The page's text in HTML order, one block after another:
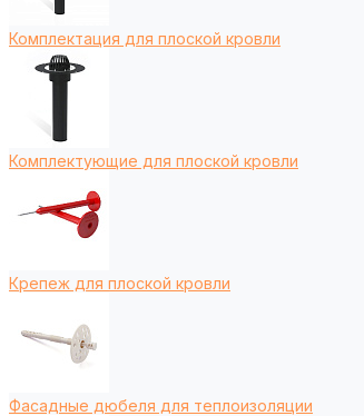
Комплектация для плоской кровли
Комплектующие для плоской кровли
Крепеж для плоской кровли
Фасадные дюбеля для теплоизоляции